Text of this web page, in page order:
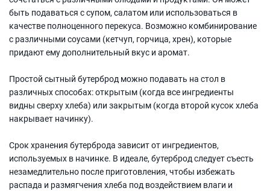
быть подаваться с супом, салатом или использоваться в
качестве полноценного перекуса. Возможно комбинирование
с различными соусами (кетчуп, горчица, хрен), которые
придают ему дополнительный вкус и аромат.
Простой сытный бутерброд можно подавать на стол в
различных способах: открытым (когда все ингредиенты
видны сверху хлеба) или закрытым (когда второй кусок хлеба
накрывает начинку).
Срок хранения бутерброда зависит от ингредиентов,
используемых в начинке. В идеале, бутерброд следует съесть
незамедлительно после приготовления, чтобы избежать
распада и размягчения хлеба под воздействием влаги и